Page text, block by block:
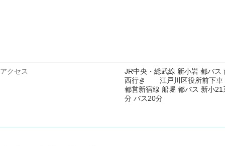
アクセス
JR中央・総武線 新小岩 都バ
西行き 江戸川区役所前下車
都営新宿線 船堀 都バス 新小
分 バス20分